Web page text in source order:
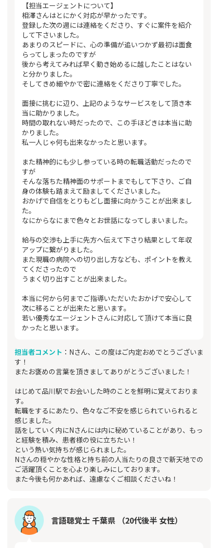
【担当エージェントについて】
相澤さんはとにかく対応が早かったです。
登録した次の週には連絡をくださり、すぐに案件を紹介
して下さいました。
あまりのスピードに、心の準備が追いつかず最初は面食
らってしまったのですが
後から考えてみれば早く動き始めるに越したことはない
と分かりました。
そしてきめ細やかで密に連絡をくださり丁寧でした。
面接に挑むに辺り、上記のようなサービスをして頂き本
当に助かりました。
時間の取れない時だったので、この手ほどきは本当に助
かりました。
私一人じゃ何も出来なかったと思います。
また精神的にも少し参っている時の転職活動だったので
すが
そんな落ちた精神面のサポートまでもして下さり、ご自
身の体験も踏まえて励ましてくださいました。
おかげで自信をとりもどし面接に向かうことが出来まし
た。
なにからなにまで色々とお世話になってしまいました。
給与の交渉も上手に先方へ伝えて下さり結果として年収
アップに繋がりました。
また現職の病院への切り出し方なども、ポイントを教え
てくださったので
うまく切り出すことが出来ました。
本当に何から何までご指導いただいたおかげで安心して
次に移ることが出来たと思います。
若い優秀なエージェントさんに対応して頂けて本当に良
かったと思います。
担当者コメント ：Nさん、この度はご内定おめでとうございま
す！
またお褒めの言葉を頂きましてありがとうございました！
はじめて品川駅でお会いした時のことを鮮明に覚えておりま
す。
転職をするにあたり、色々なご不安を感じられていられると
感じました。
話をしていく内にNさんには内に秘めていることがあり、もっ
と経験を積み、患者様の役に立ちたい！
という熱い気持ちが感じられました。
Nさんの穏やかな性格と持ち前の人当たりの良さで新天地での
ご活躍頂くことを心より楽しみにしております。
また今後も何かあれば、遠慮なくご相談くださいね！
言語聴覚士 千葉県 （20代後半 女性）